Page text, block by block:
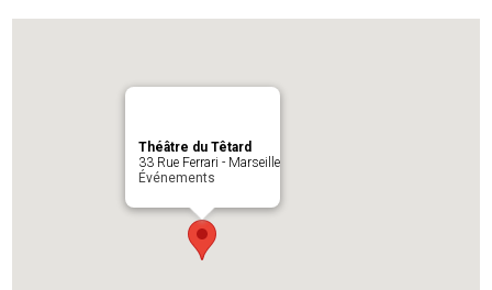
Théâtre du Têtard
33 Rue Ferrari - Marseille
Événements